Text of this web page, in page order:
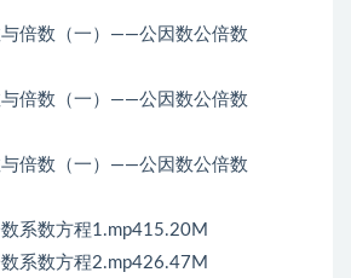
倍数（一）——公因数公倍数
倍数（一）——公因数公倍数
倍数（一）——公因数公倍数
系数方程1.mp415.20M
系数方程2.mp426.47M